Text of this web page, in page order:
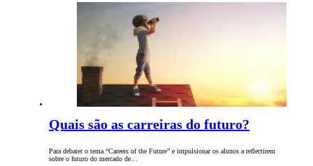
Quais são as carreiras do futuro?
Para debater o tema “Careers of the Future” e impulsionar os alunos a reflectirem
sobre o futuro do mercado de…